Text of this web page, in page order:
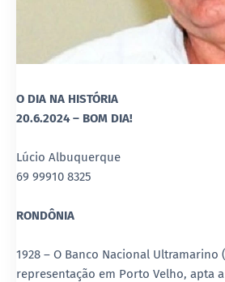
O DIA NA HISTÓRIA
20.6.2024 – BOM DIA!
Lúcio Albuquerque
69 99910 8325
RONDÔNIA
1928 – O Banco Nacional Ultramarino
representação em Porto Velho, apta